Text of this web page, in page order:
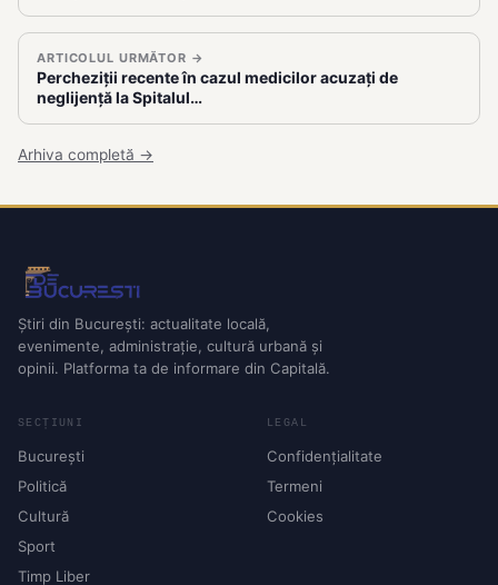
ARTICOLUL URMĂTOR →
Percheziții recente în cazul medicilor acuzați de
neglijență la Spitalul…
Arhiva completă →
Știri din București: actualitate locală,
evenimente, administrație, cultură urbană și
opinii. Platforma ta de informare din Capitală.
SECȚIUNI
București
Politică
Cultură
Sport
Timp Liber
LEGAL
Confidențialitate
Termeni
Cookies